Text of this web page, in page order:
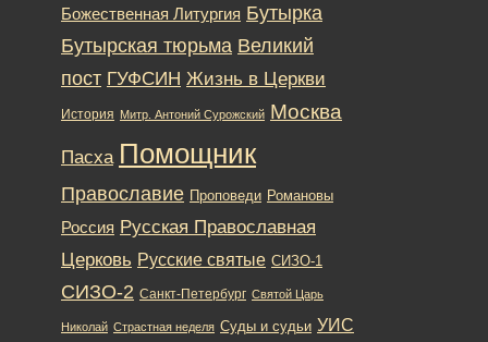
Божественная Литургия Бутырка
Бутырская тюрьма Великий
пост ГУФСИН Жизнь в Церкви
История Митр. Антоний Сурожский Москва
Пасха Помощник
Православие Проповеди Романовы
Россия Русская Православная
Церковь Русские святые СИЗО-1
СИЗО-2 Санкт-Петербург Святой Царь
Николай Страстная неделя Суды и судьи УИС